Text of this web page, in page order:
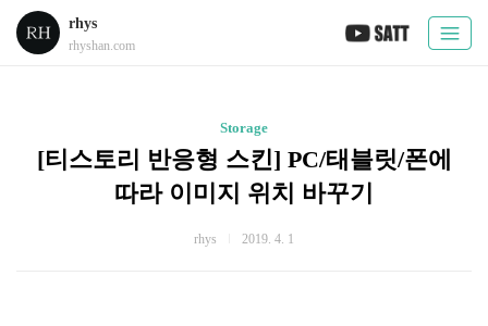
rhys
rhyshan.com
Storage
[티스토리 반응형 스킨] PC/태블릿/폰에
따라 이미지 위치 바꾸기
rhys 2019. 4. 1